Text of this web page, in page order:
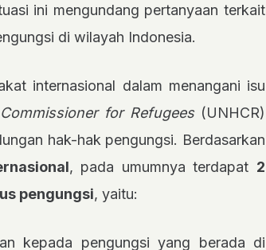
ini mengundang pertanyaan terkait
di wilayah Indonesia.
internasional dalam menangani isu
for Refugees (UNHCR)
hak-hak pengungsi. Berdasarkan
, pada umumnya terdapat 2
pengungsi, yaitu:
kepada pengungsi yang berada di